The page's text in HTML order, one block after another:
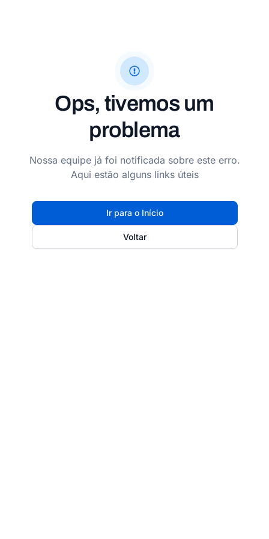
Ops, tivemos um
problema
Nossa equipe já foi notificada sobre este erro.
Aqui estão alguns links úteis
Ir para o Início
Voltar